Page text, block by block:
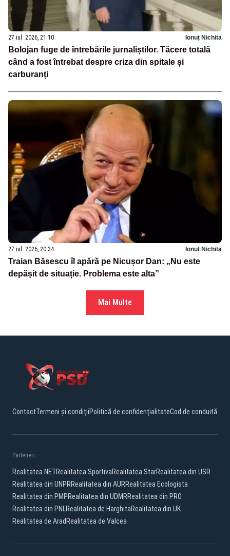
27 iul. 2026, 21:10 Ionuț Nichita
Bolojan fuge de întrebările jurnaliștilor. Tăcere totală
când a fost întrebat despre criza din spitale și
carburanți
27 iul. 2026, 20:34 Ionuț Nichita
Traian Băsescu îl apără pe Nicușor Dan: „Nu este
depășit de situație. Problema este alta”
Mai Multe
ContactTermeni și condițiiPolitică de confidențialitateCod de conduită
Parteneri:
Realitatea.NETRealitatea SportivaRealitatea StarRealitatea din USR
Realitatea din UNPRRealitatea din AURRealitatea Ecologista
Realitatea din PMPRealitatea din UDMRRealitatea din PRO
Realitatea din PNLRealitatea de HarghitaRealitatea din UK
Realitatea de Arad Realitatea de Valcea